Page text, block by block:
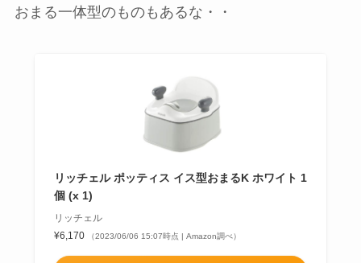
おまる一体型のものもあるな・・
リッチェル ポッティス イス型おまるK ホワイト 1
個 (x 1)
リッチェル
¥6,170
（2023/06/06 15:07時点 | Amazon調べ）